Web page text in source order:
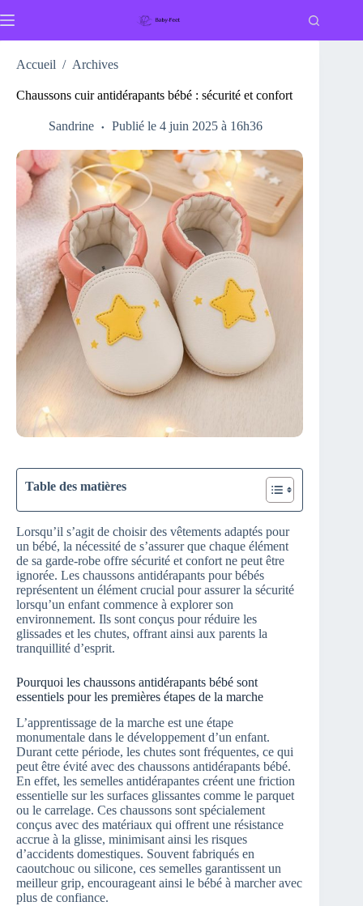
au
Accueil / Archives
Chaussons cuir antidérapants bébé : sécurité et confort
Sandrine Publié le 4 juin 2025 à 16h36
Table des matières
Lorsqu’il s’agit de choisir des vêtements adaptés pour
un bébé, la nécessité de s’assurer que chaque élément
de sa garde-robe offre sécurité et confort ne peut être
ignorée. Les chaussons antidérapants pour bébés
représentent un élément crucial pour assurer la sécurité
lorsqu’un enfant commence à explorer son
environnement. Ils sont conçus pour réduire les
glissades et les chutes, offrant ainsi aux parents la
tranquillité d’esprit.
Pourquoi les chaussons antidérapants bébé sont
essentiels pour les premières étapes de la marche
L’apprentissage de la marche est une étape
monumentale dans le développement d’un enfant.
Durant cette période, les chutes sont fréquentes, ce qui
peut être évité avec des chaussons antidérapants bébé.
En effet, les semelles antidérapantes créent une friction
essentielle sur les surfaces glissantes comme le parquet
ou le carrelage. Ces chaussons sont spécialement
conçus avec des matériaux qui offrent une résistance
accrue à la glisse, minimisant ainsi les risques
d’accidents domestiques. Souvent fabriqués en
caoutchouc ou silicone, ces semelles garantissent un
meilleur grip, encourageant ainsi le bébé à marcher avec
plus de confiance.